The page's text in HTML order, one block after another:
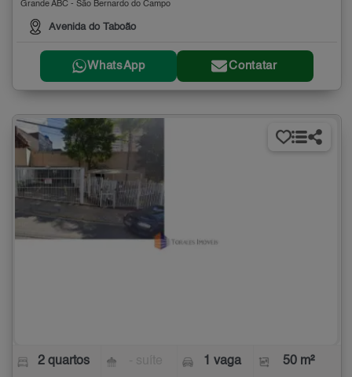
Grande ABC - São Bernardo do Campo
Avenida do Taboão
WhatsApp Contatar
2 quartos 1 vaga 50 m²